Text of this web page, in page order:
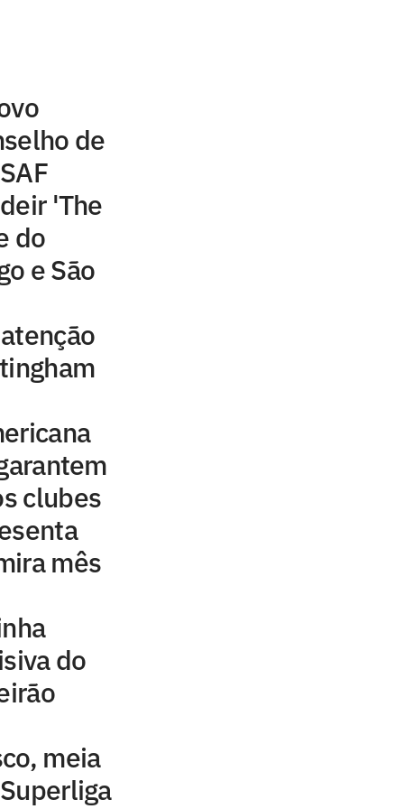
de
'The
do
e São
clubes
mês
do
meia